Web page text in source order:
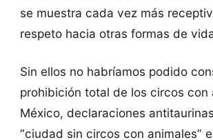
se muestra cada vez más
respeto hacia otras formas de
Sin ellos no habríamos podido
prohibición total de los circos con
México, declaraciones
“ciudad sin circos con animales”